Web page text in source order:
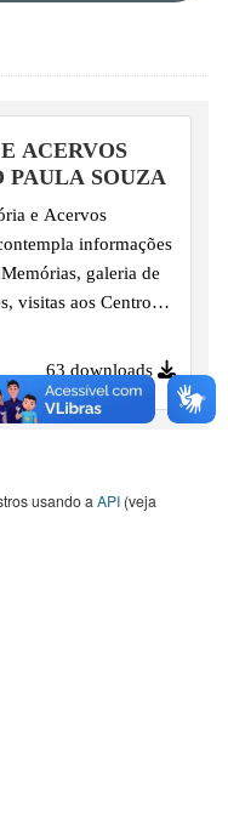
ACERVOS
PAULA SOUZA
e Acervos
informações
galeria de
visitas aos Centros
desde o
63 downloads
usando a API (veja